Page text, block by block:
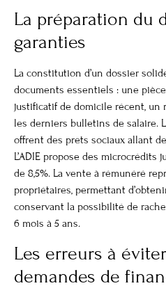
La préparation du
garanties
La constitution d’un dossier
documents essentiels : une
justificatif de domicile récent, un
les derniers bulletins de salaire.
offrent des prêts sociaux allant
L’ADIE propose des microcrédits
de 8,5%. La vente à rémunéré
propriétaires, permettant
conservant la possibilité de
6 mois à 5 ans.
Les erreurs à
demandes de